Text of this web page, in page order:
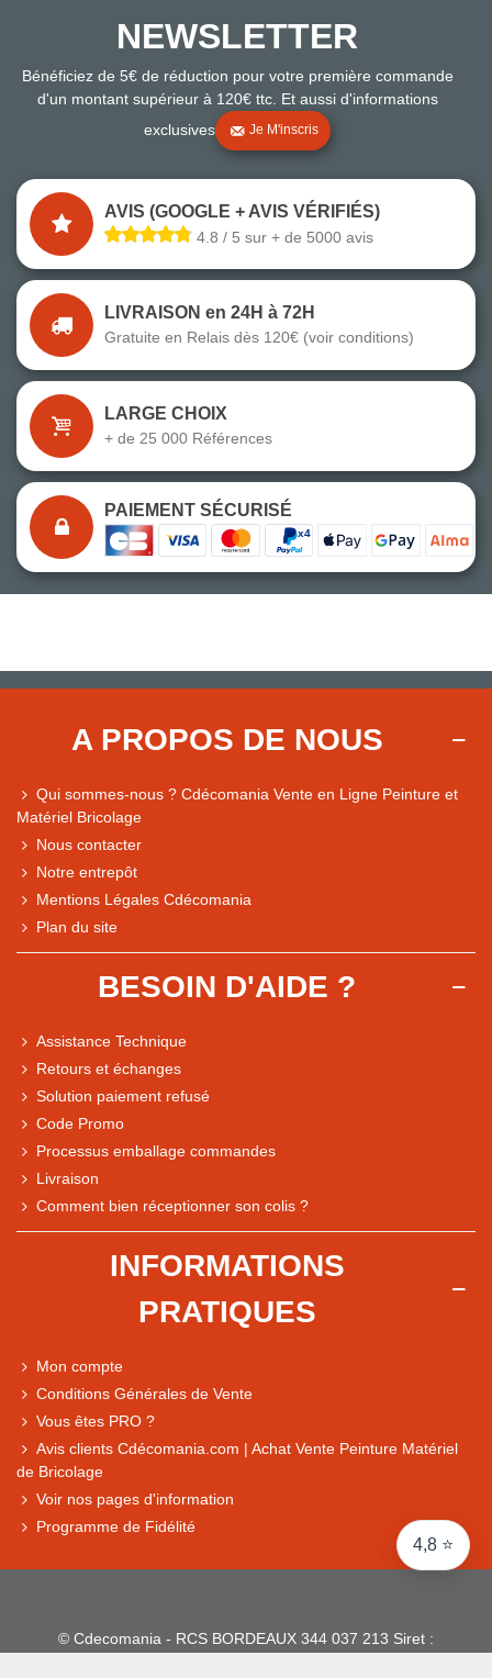
4,8 ⭐
Comparaison des performances du magasin
Express, Chez vous, Point relais, Retrait magasin
NEWSLETTER
Bénéficiez de 5€ de réduction pour votre première commande
d'un montant supérieur à 120€ ttc. Et aussi d'informations
exclusives
Je M'inscris
AVIS (GOOGLE + AVIS VÉRIFIÉS)
4.8 / 5 sur + de 5000 avis
LIVRAISON en 24H à 72H
Gratuite en Relais dès 120€ (voir conditions)
LARGE CHOIX
+ de 25 000 Références
PAIEMENT SÉCURISÉ
A PROPOS DE NOUS
Qui sommes-nous ? Cdécomania Vente en Ligne Peinture et
Matériel Bricolage
Nous contacter
Notre entrepôt
Mentions Légales Cdécomania
Plan du site
BESOIN D'AIDE ?
Assistance Technique
Retours et échanges
Solution paiement refusé
Code Promo
Processus emballage commandes
Livraison
Comment bien réceptionner son colis ?
INFORMATIONS
PRATIQUES
Mon compte
Conditions Générales de Vente
Vous êtes PRO ?
Avis clients Cdécomania.com | Achat Vente Peinture Matériel
de Bricolage
Voir nos pages d'information
Programme de Fidélité
© Cdecomania - RCS BORDEAUX 344 037 213 Siret :